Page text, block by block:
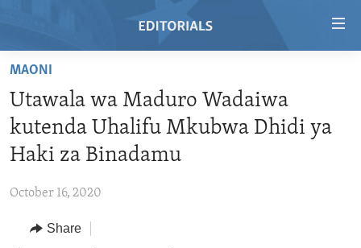
Skip
main
content
Skip
to
main
RADIO
AFRICA
AMERICAS
TOPICS
HUMAN RIGHTS
ARCHIVE
MAONI
Utawala wa Maduro Wadaiwa
kutenda Uhalifu Mkubwa Dhidi ya
Haki za Binadamu
October 16, 2020
Share